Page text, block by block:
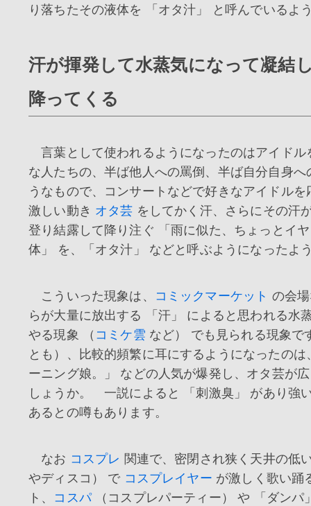
り落ちたその液体を 「オタ汁」 と呼んでいるよ
汗が揮発して水蒸気になって凝結
降ってくる
言葉として使われるようになったのはアイドル
な人たちの、半ば他人への罵倒、半ば自分自身
うなもので、コンサートなどで好きなアイドルを
激しい動き オタ芸 をしてかく汗、さらにその汗
登り結露して降り注ぐ 「雨に似た、ちょっとイ
体」 を、「オタ汁」 などと呼ぶようになったよ
こういった現象は、 コミックマーケット の会
らが大量に放出する 「汗」 によると思われる水
やる現象 （ コミケ雲 など） でも見られる現象で
とも）、比較的頻繁に耳にするようになったの
ーニング娘。」 などの人気が爆発し、オタ芸が
しょうか。 一説によると 「刺激臭」 があり強
あるとの噂もあります。
なお コスプレ 関連で、密閉され狭く天井の低
やディスコ） で コスプレイヤー が激しく歌い踊
ト、 コスパ（コスプレパーティー） や 「ダンパ